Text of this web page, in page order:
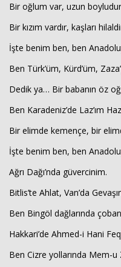
Bir oğlum var, uzun boyludur
Bir kızım vardır, kaşları
İşte benim ben, ben
Ben Türk’üm, Kürd’üm,
Dedik ya… Bir babanın öz
Ben Karadeniz’de Laz’ım
Bir elimde kemençe, bir
İşte benim ben, ben
Ağrı Dağı’nda güvercinim.
Bitlis’te Ahlat, Van’da
Ben Bingöl dağlarında
Hakkari’de Ahmed-i Hani
Ben Cizre yollarında Mem-u